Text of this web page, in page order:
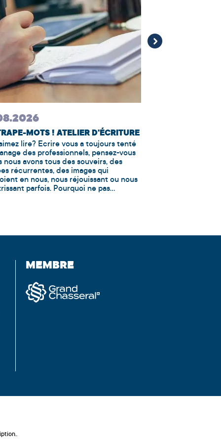
MOTS ! ATELIER D'ÉCRITURE
lire? Ecrire vous a toujours tenté
des professionnels, pensez-vous
nous avons tous des souveirs, des
récurrentes, des images qui
en nous, nous réjouissant ou nous
parfois. Pourquoi ne pas...
d’un thème ou
MEMBRE